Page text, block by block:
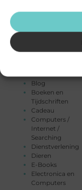
Auto's en
Blog
Boeken en
Tijdschriften
Cadeau
Computers /
Internet /
Searching
Dienstverlening
Dieren
E-Books
Electronica en
Computers